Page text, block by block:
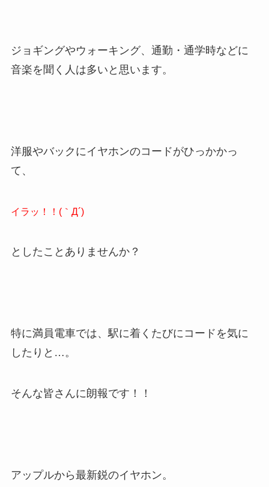
ジョギングやウォーキング、通勤・通学時などに
音楽を聞く人は多いと思います。
洋服やバックにイヤホンのコードがひっかかっ
て、
イラッ！！(｀Д´)
としたことありませんか？
特に満員電車では、駅に着くたびにコードを気に
したりと…。
そんな皆さんに朗報です！！
アップルから最新鋭のイヤホン。